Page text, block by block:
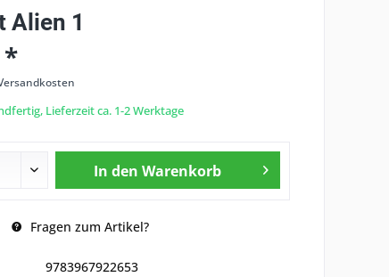
Alien 1
*
Lieferzeit ca. 1-2 Werktage
In den Warenkorb
Fragen zum Artikel?
9783967922653